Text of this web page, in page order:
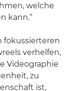
welche
kann.“
fokussierteren
verhelfen,
Videographie
zu
ist,